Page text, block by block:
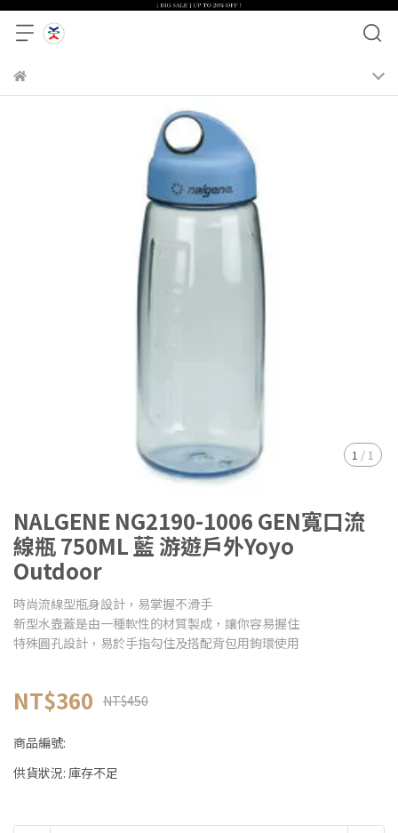
1 /1
NALGENE NG2190-1006 GEN寬口流
線瓶 750ML 藍 游遊戶外Yoyo
Outdoor
時尚流線型瓶身設計，易掌握不滑手
新型水壼蓋是由一種軟性的材質製成，讓你容易握住
特殊圓孔設計，易於手指勾住及搭配背包用鉤環使用
NT$360 NT$450
商品編號:
供貨狀況: 庫存不足